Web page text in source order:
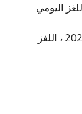
حل لغز تحطم الكلمات في 8 أغسطس 2022 ، اللغز